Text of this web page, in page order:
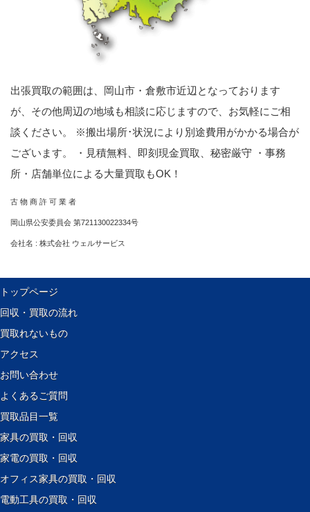
出張買取の範囲は、岡山市・倉敷市近辺となっております
が、その他周辺の地域も相談に応じますので、お気軽にご相
談ください。 ※搬出場所･状況により別途費用がかかる場合が
ございます。 ・見積無料、即刻現金買取、秘密厳守 ・事務
所・店舗単位による大量買取もOK！
古 物 商 許 可 業 者
岡山県公安委員会 第721130022334号
会社名 : 株式会社 ウェルサービス
トップページ
回収・買取の流れ
買取れないもの
アクセス
お問い合わせ
よくあるご質問
買取品目一覧
家具の買取・回収
家電の買取・回収
オフィス家具の買取・回収
電動工具の買取・回収